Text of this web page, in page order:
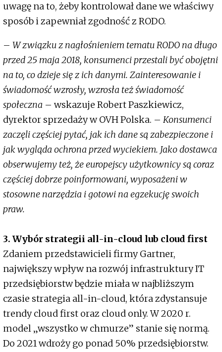
uwagę na to, żeby kontrolował dane we właściwy
sposób i zapewniał zgodność z RODO.
– W związku z nagłośnieniem tematu RODO na długo
przed 25 maja 2018, konsumenci przestali być obojętni
na to, co dzieje się z ich danymi. Zainteresowanie i
świadomość wzrosły, wzrosła też świadomość
społeczna – wskazuje Robert Paszkiewicz,
dyrektor sprzedaży w OVH Polska. – Konsumenci
zaczęli częściej pytać, jak ich dane są zabezpieczone i
jak wygląda ochrona przed wyciekiem. Jako dostawca
obserwujemy też, że europejscy użytkownicy są coraz
częściej dobrze poinformowani, wyposażeni w
stosowne narzędzia i gotowi na egzekucję swoich
praw.
3. Wybór strategii all-in-cloud lub cloud first
Zdaniem przedstawicieli firmy Gartner,
największy wpływ na rozwój infrastruktury IT
przedsiębiorstw będzie miała w najbliższym
czasie strategia all-in-cloud, która zdystansuje
trendy cloud first oraz cloud only. W 2020 r.
model „wszystko w chmurze” stanie się normą.
Do 2021 wdroży go ponad 50% przedsiębiorstw.